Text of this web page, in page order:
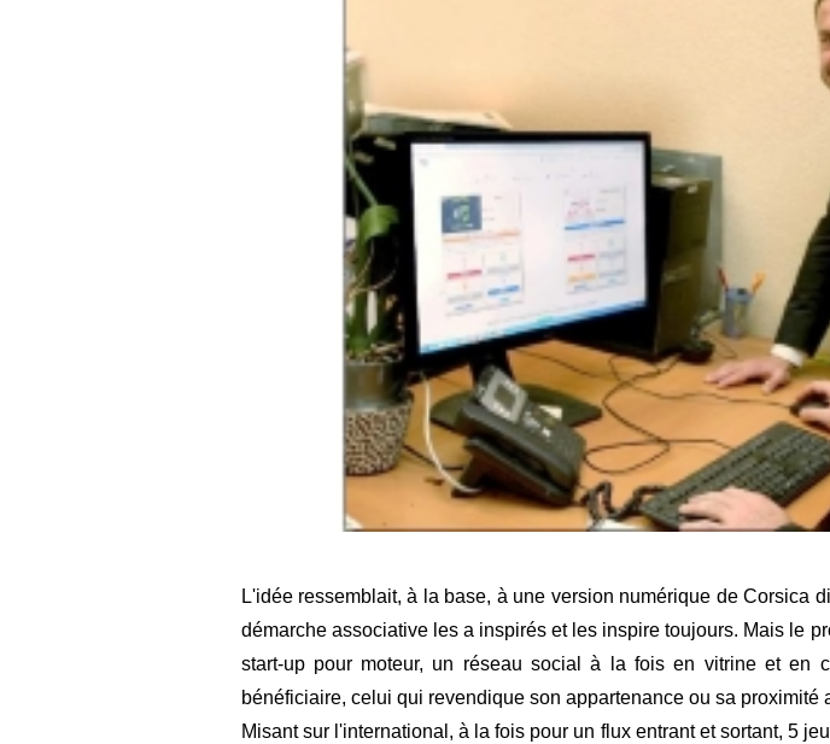
L'idée ressemblait, à la base, à une version numérique de Corsica
démarche associative les a inspirés et les inspire toujours. Mais le
start-up pour moteur, un réseau social à la fois en vitrine et en
bénéficiaire, celui qui revendique son appartenance ou sa proximité
Misant sur l'international, à la fois pour un flux entrant et sortant, 5